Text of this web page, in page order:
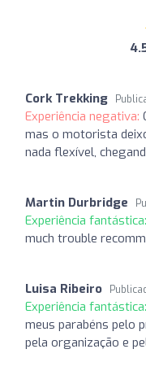
Cork Trekking
Experiência negativa:
mas o motorista
nada flexível,
Martin Durbridge
Experiência fantástica:
much trouble
Luisa Ribeiro
Experiência fantástica:
meus parabéns pelo
pela organização e